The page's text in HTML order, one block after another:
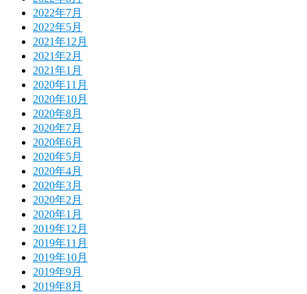
2022年7月
2022年5月
2021年12月
2021年2月
2021年1月
2020年11月
2020年10月
2020年8月
2020年7月
2020年6月
2020年5月
2020年4月
2020年3月
2020年2月
2020年1月
2019年12月
2019年11月
2019年10月
2019年9月
2019年8月